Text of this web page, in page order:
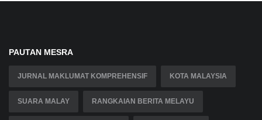
PAUTAN MESRA
JURNAL MAKLUMAT KOMPREHENSIF KOTA MALAYSIA
SUARA MALAY RANGKAIAN BERITA MELAYU